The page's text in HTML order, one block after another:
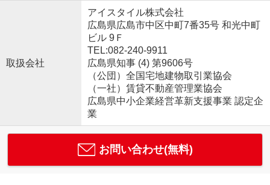
取扱会社
アイスタイル株式会社
広島県広島市中区中町7番35号 和光中町
ビル 9Ｆ
TEL:082-240-9911
広島県知事 (4) 第9606号
（公団）全国宅地建物取引業協会
（一社）賃貸不動産管理業協会
広島県中小企業経営革新支援事業 認定企
業
お問い合わせ(無料)